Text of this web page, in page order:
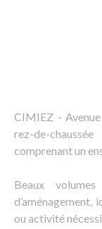
CIMIEZ -
rez-de-
comprenant un
Beaux
d’aménagement,
ou activité